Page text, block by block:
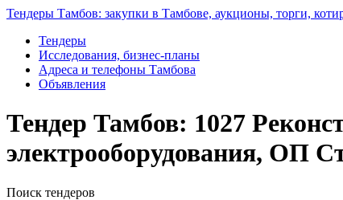
Тендеры Тамбов: закупки в Тамбове, аукционы, торги,
Тендеры
Исследования, бизнес-планы
Адреса и телефоны Тамбова
Объявления
Тендер Тамбов: 1027
электрооборудования, ОП
Поиск тендеров